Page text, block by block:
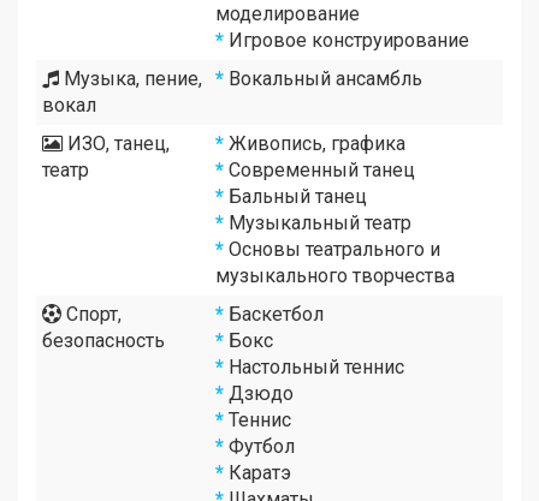
моделирование
* Игровое конструирование
Музыка, пение,
вокал
* Вокальный ансамбль
ИЗО, танец,
театр
* Живопись, графика
* Современный танец
* Бальный танец
* Музыкальный театр
* Основы театрального и
музыкального творчества
Спорт,
безопасность
* Баскетбол
* Бокс
* Настольный теннис
* Дзюдо
* Теннис
* Футбол
* Каратэ